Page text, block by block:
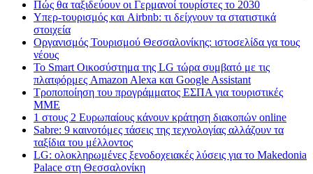
Πώς θα ταξιδεύουν οι Γερμανοί τουρίστες το 2030
Υπερ-τουρισμός και Airbnb: τι δείχνουν τα στατιστικά
στοιχεία
Οργανισμός Τουρισμού Θεσσαλονίκης: ιστοσελίδα γα τους
νέους
Το Smart Οικοσύστημα της LG τώρα συμβατό με τις
πλατφόρμες Amazon Alexa και Google Assistant
Τροποποίηση του προγράμματος ΕΣΠΑ για τουριστικές
ΜΜΕ
1 στους 2 Ευρωπαίους κάνουν κράτηση διακοπών online
Sabre: 9 καινοτόμες τάσεις της τεχνολογίας αλλάζουν τα
ταξίδια του μέλλοντος
LG: ολοκληρωμένες ξενοδοχειακές λύσεις για τo Makedonia
Palace στη Θεσσαλονίκη